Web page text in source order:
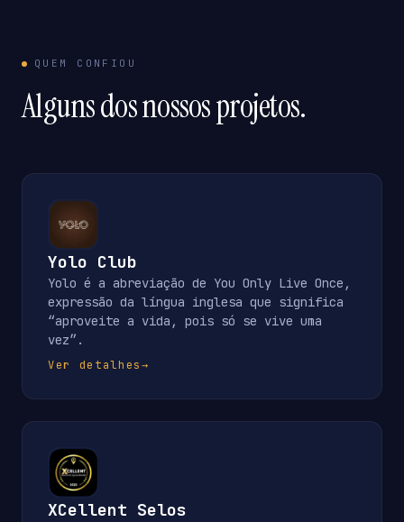
QUEM CONFIOU
Alguns dos nossos projetos.
Yolo Club
Yolo é a abreviação de You Only Live Once,
expressão da língua inglesa que significa
“aproveite a vida, pois só se vive uma
vez”.
Ver detalhes→
XCellent Selos